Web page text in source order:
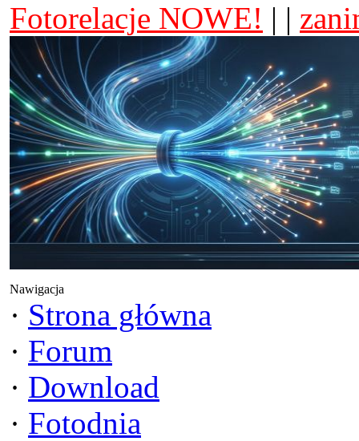
Fotorelacje NOWE! | |
Nawigacja
· Strona główna
· Forum
· Download
· Fotodnia